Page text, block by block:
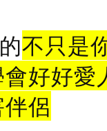
不只是
好好愛
侶